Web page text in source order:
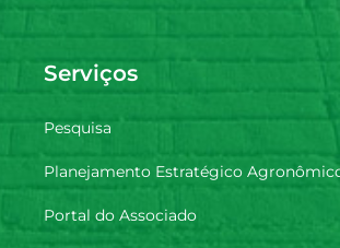
Serviços
Pesquisa
Planejamento Estratégico
Portal do Associado